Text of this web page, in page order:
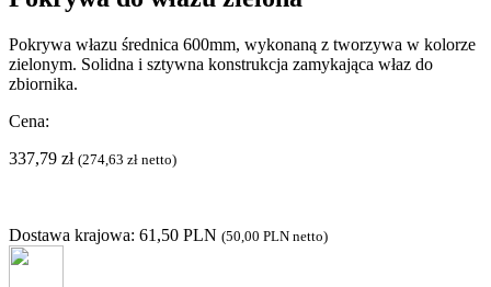
Pokrywa włazu średnica 600mm, wykonaną z tworzywa w kolorze
zielonym. Solidna i sztywna konstrukcja zamykająca właz do
zbiornika.
Cena:
337,79 zł (274,63 zł netto)
Dostawa krajowa: 61,50 PLN (50,00 PLN netto)